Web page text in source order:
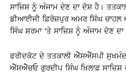
ਸਾਜ਼ਿਸ਼ ਨੂੰ ਅੰਜਾਮ ਦੇਣ ਦਾ ਦੋਸ਼ ਹੈ।
ਡੀਆਈਜੀ ਫ਼ਿਰੋਜ਼ਪੁਰ ਅਮਰ ਸਿੰਘ
ਸਿੰਘ ਸ਼ਰਮਾ ‘ਤੇ ਸਾਜ਼ਿਸ਼ ਨੂੰ ਅੰਜਾਮ ਦੇਣ
ਫਰੀਦਕੋਟ ਦੇ ਤਤਕਾਲੀ ਐੱਸਐੱਸਪੀ
ਐੱਸਐੱਚਓ ਗੁਰਦੀਪ ਸਿੰਘ ਖ਼ਿਲਾਫ਼